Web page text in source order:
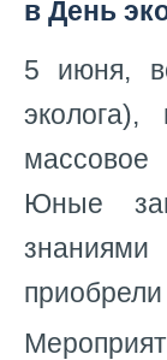
в День
5 июня,
Юные